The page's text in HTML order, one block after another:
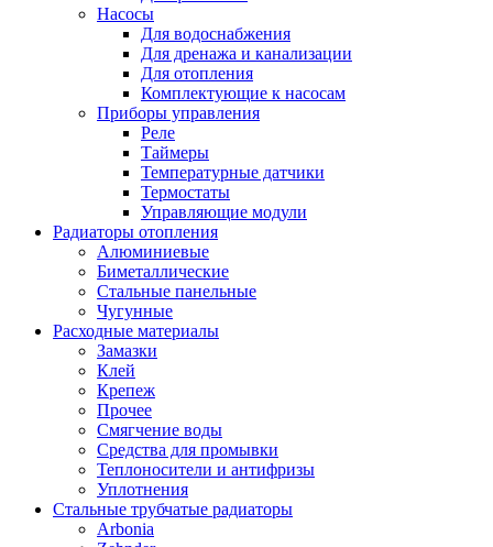
Насосы
Для водоснабжения
Для дренажа и канализации
Для отопления
Комплектующие к насосам
Приборы управления
Реле
Таймеры
Температурные датчики
Термостаты
Управляющие модули
Радиаторы отопления
Алюминиевые
Биметаллические
Стальные панельные
Чугунные
Расходные материалы
Замазки
Клей
Крепеж
Прочее
Смягчение воды
Средства для промывки
Теплоносители и антифризы
Уплотнения
Стальные трубчатые радиаторы
Arbonia